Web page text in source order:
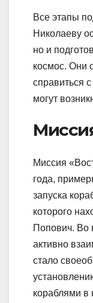
Все этапы
Николаеву
но и
космос. Они
справиться
могут
Миссия
года,
запуска
которого
Попович. Во
активно
стало
кораблями в